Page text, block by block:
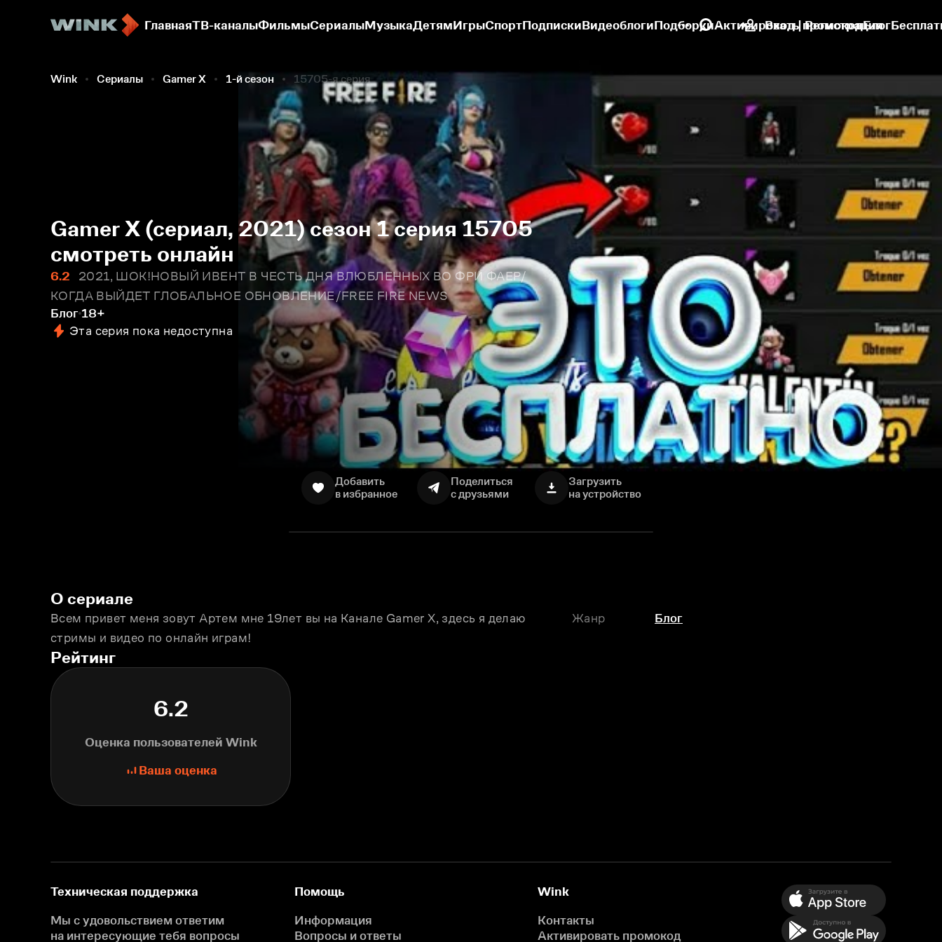
ГлавнаяТВ-каналыФильмыСериалыМузыкаДетямИгрыСпортПодпискиВидеоблогиПодборкиАктивировать промокодБлог
Вход | Регистрация
Wink Сериалы Gamer X 1-й сезон 15705-я серия
Gamer X (сериал, 2021) сезон 1 серия 15705
смотреть онлайн
6.2
2021, ШОК!НОВЫЙ ИВЕНТ В ЧЕСТЬ ДНЯ ВЛЮБЛЕННЫХ ВО ФРИ ФАЕР/
КОГДА ВЫЙДЕТ ГЛОБАЛЬНОЕ ОБНОВЛЕНИЕ/FREE FIRE NEWS
Блог 18+
Эта серия пока недоступна
Добавить
в избранное
Поделиться
с друзьями
Загрузить
на устройство
О сериале
Всем привет меня зовут Артeм мне 19лет вы на Канале Gamer X, здесь я делаю
стримы и видео по онлайн играм!
Жанр Блог
Рейтинг
6.2
Оценка пользователей Wink
Ваша оценка
Техническая поддержка
Мы с удовольствием ответим
на интересующие тебя вопросы
Помощь
Информация
Вопросы и ответы
Wink
Контакты
Активировать промокод